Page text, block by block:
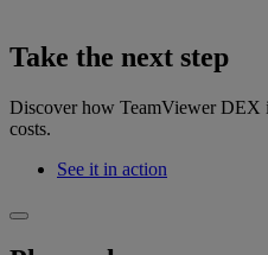
Take the next step
Discover how TeamViewer DEX
costs.
See it in action